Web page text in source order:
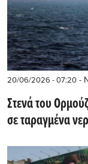
20/06/2026 - 07:20 -
Στενά του
σε ταραγμένα